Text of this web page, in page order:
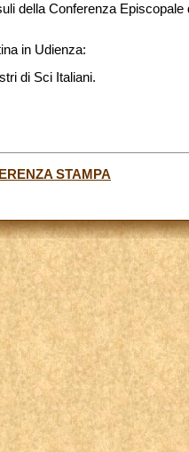
della Conferenza
in Udienza:
di Sci Italiani.
STAMPA